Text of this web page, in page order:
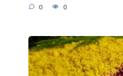
0 0